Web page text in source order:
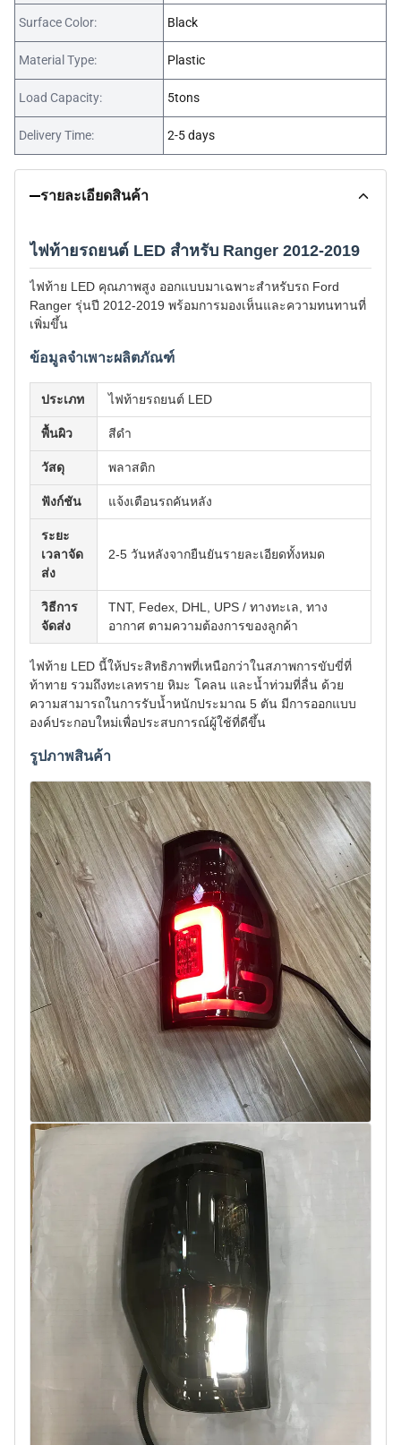
Surface Color: Black
Material Type: Plastic
Load Capacity: 5tons
Delivery Time: 2-5 days
รายละเอียดสินค้า
ไฟท้ายรถยนต์ LED สำหรับ Ranger 2012-2019
ไฟท้าย LED คุณภาพสูง ออกแบบมาเฉพาะสำหรับรถ Ford
Ranger รุ่นปี 2012-2019 พร้อมการมองเห็นและความทนทานที่
เพิ่มขึ้น
ข้อมูลจำเพาะผลิตภัณฑ์
ประเภท ไฟท้ายรถยนต์ LED
พื้นผิว สีดำ
วัสดุ พลาสติก
ฟังก์ชัน แจ้งเตือนรถคันหลัง
ระยะ
เวลาจัด
ส่ง
2-5 วันหลังจากยืนยันรายละเอียดทั้งหมด
วิธีการ
จัดส่ง
TNT, Fedex, DHL, UPS / ทางทะเล, ทาง
อากาศ ตามความต้องการของลูกค้า
ไฟท้าย LED นี้ให้ประสิทธิภาพที่เหนือกว่าในสภาพการขับขี่ที่
ท้าทาย รวมถึงทะเลทราย หิมะ โคลน และน้ำท่วมที่ลื่น ด้วย
ความสามารถในการรับน้ำหนักประมาณ 5 ตัน มีการออกแบบ
องค์ประกอบใหม่เพื่อประสบการณ์ผู้ใช้ที่ดีขึ้น
รูปภาพสินค้า